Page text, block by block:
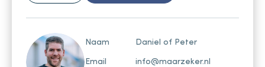
Naam Daniel of Peter
Email info@maarzeker.nl